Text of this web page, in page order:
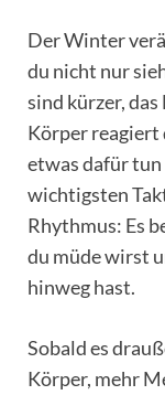
Der Winter
du nicht nur
sind kürzer,
Körper reagiert
etwas dafür
wichtigsten
Rhythmus: Es
du müde wirst
hinweg hast.
Sobald es
Körper, mehr